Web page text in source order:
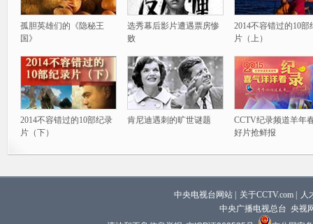
孤胆英雄们的《隐秘王
国》
选秀幕后影片遭遇票房惨
败
2014不容错过的10部
片（上）
2014不容错过的10部纪录
片（下）
肯尼迪遇刺的旷世谜题
CCTV纪录频道羊年
好片抢鲜报
中央电视台网站 关于CCTV.com
人
中央广播电视总台 央视